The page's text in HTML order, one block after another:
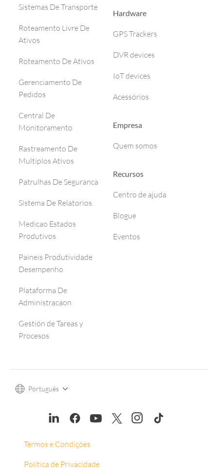
Sistemas De Transporte
Roteamento Livre De
Ativos
Roteamento De Ativos
Gerenciamento De
Pedidos
Central De
Monitoramento
Rastreamento De
Multiplos Ativos
Patrulhas De Seguranca
Sistema De Relatorios
Medicao Estados
Produtivos
Paineis Produtividade
Desempenho
Plataforma De
Administracaon
Gestión de Tareas y
Procesos
Hardware
GPS Trackers
DVR devices
IoT devices
Acessórios
Empresa
Quem somos
Recursos
Centro de ajuda
Blogue
Eventos
Português
Termos e Condições
Política de Privacidade